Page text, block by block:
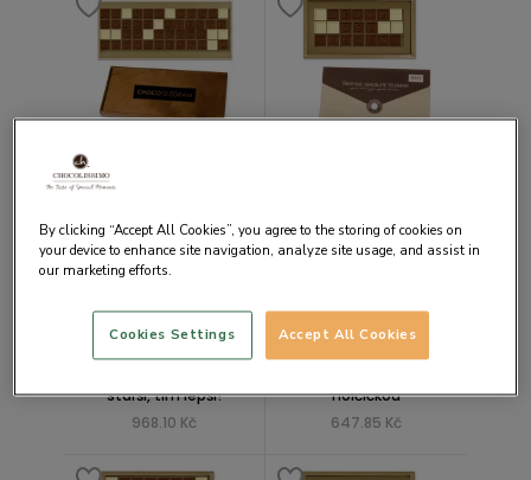
starší, tím lepší!
968.10 Kč
holčičkou
647.85 Kč
By clicking “Accept All Cookies”, you agree to the storing of cookies on
your device to enhance site navigation, analyze site usage, and assist in
our marketing efforts.
Accept All Cookies
Cookies Settings